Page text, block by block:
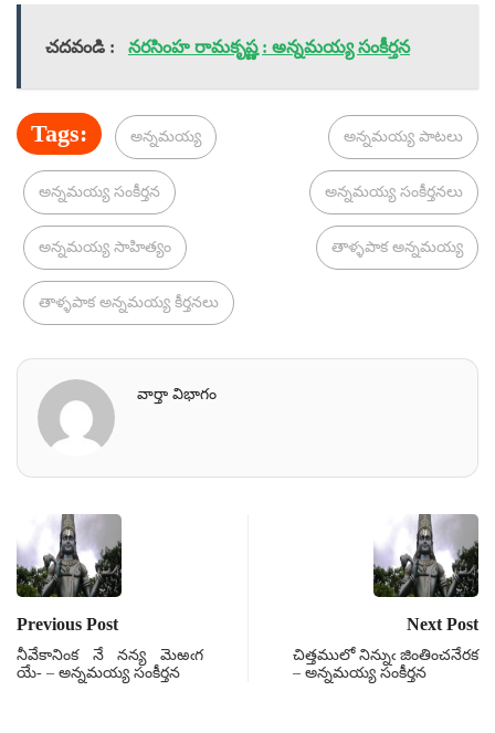
చదవండి : నరసింహ రామకృష్ణ : అన్నమయ్య సంకీర్తన
Tags: అన్నమయ్య అన్నమయ్య పాటలు
అన్నమయ్య సంకీర్తన అన్నమయ్య సంకీర్తనలు
అన్నమయ్య సాహిత్యం తాళ్ళపాక అన్నమయ్య
తాళ్ళపాక అన్నమయ్య కీర్తనలు
వార్తా విభాగం
Previous Post
నీవేకానింక నే నన్య మెఱఁగ
యే- – అన్నమయ్య సంకీర్తన
Next Post
చిత్తములో నిన్నుఁ జింతించనేరక
– అన్నమయ్య సంకీర్తన